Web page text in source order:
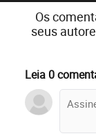
Os
seus
Leia 0